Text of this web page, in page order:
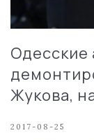
Одесские
Жукова,
2017-08-25